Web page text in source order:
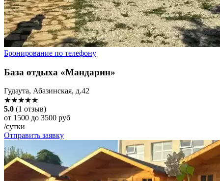
Бронирование по телефону
База отдыха «Мандарин»
Гудаута, Абазинская, д.42
★★★★★
5.0 (1 отзыв)
от 1500 до 3500 руб
/сутки
Отправить заявку